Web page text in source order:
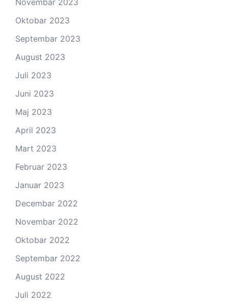
Oktobar 2023
Septembar 2023
August 2023
Juli 2023
Juni 2023
Maj 2023
April 2023
Mart 2023
Februar 2023
Januar 2023
Decembar 2022
Novembar 2022
Oktobar 2022
Septembar 2022
August 2022
Juli 2022